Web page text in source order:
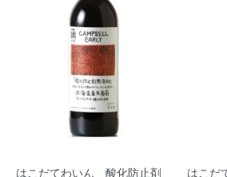
はこだてわいん 酸化防止剤
はこだ